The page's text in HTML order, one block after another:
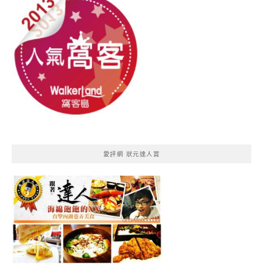
愛評網 狀元達人賞